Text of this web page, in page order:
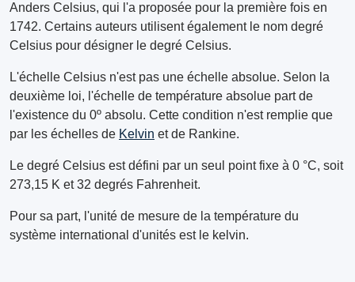
Anders Celsius, qui l'a proposée pour la première fois en
1742. Certains auteurs utilisent également le nom degré
Celsius pour désigner le degré Celsius.
L'échelle Celsius n'est pas une échelle absolue. Selon la
deuxième loi, l'échelle de température absolue part de
l'existence du 0º absolu. Cette condition n'est remplie que
par les échelles de Kelvin et de Rankine.
Le degré Celsius est défini par un seul point fixe à 0 °C, soit
273,15 K et 32 degrés Fahrenheit.
Pour sa part, l'unité de mesure de la température du
système international d'unités est le kelvin.